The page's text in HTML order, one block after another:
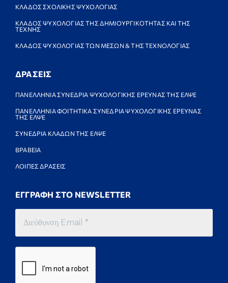
ΚΛΑΔΟΣ ΣΧΟΛΙΚΗΣ ΨΥΧΟΛΟΓΙΑΣ
ΚΛΑΔΟΣ ΨΥΧΟΛΟΓΙΑΣ ΤΗΣ ΔΗΜΙΟΥΡΓΙΚΟΤΗΤΑΣ ΚΑΙ ΤΗΣ
ΤΕΧΝΗΣ
ΚΛΑΔΟΣ ΨΥΧΟΛΟΓΙΑΣ ΤΩΝ ΜΕΣΩΝ & ΤΗΣ ΤΕΧΝΟΛΟΓΙΑΣ
ΔΡΑΣΕΙΣ
ΠΑΝΕΛΛΗΝΙΑ ΣΥΝΕΔΡΙΑ ΨΥΧΟΛΟΓΙΚΗΣ ΕΡΕΥΝΑΣ ΤΗΣ ΕΛΨΕ
ΠΑΝΕΛΛΗΝΙΑ ΦΟΙΤΗΤΙΚΑ ΣΥΝΕΔΡΙΑ ΨΥΧΟΛΟΓΙΚΗΣ ΕΡΕΥΝΑΣ
ΤΗΣ ΕΛΨΕ
ΣΥΝΕΔΡΙΑ ΚΛΑΔΩΝ ΤΗΣ ΕΛΨΕ
ΒΡΑΒΕΙΑ
ΛΟΙΠΕΣ ΔΡΑΣΕΙΣ
ΕΓΓΡΑΦΗ ΣΤΟ NEWSLETTER